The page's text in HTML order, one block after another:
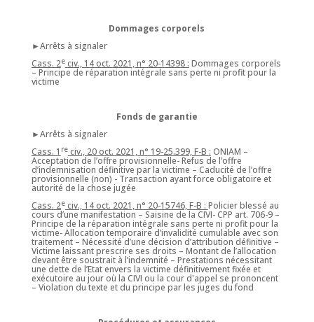
Dommages corporels
►Arrêts à signaler
Cass. 2eciv., 14 oct. 2021, n° 20-14398 : Dommages corporels
– Principe de réparation intégrale sans perte ni profit pour la
victime
Fonds de garantie
►Arrêts à signaler
Cass. 1 reciv., 20 oct. 2021, n° 19-25.399, F-B : ONIAM –
Acceptation de l’offre provisionnelle- Refus de l’offre
d’indemnisation définitive par la victime – Caducité de l’offre
provisionnelle (non) - Transaction ayant force obligatoire et
autorité de la chose jugée
Cass. 2eciv., 14 oct. 2021, n° 20-15746, F-B : Policier blessé au
cours d’une manifestation – Saisine de la CIVI- CPP art. 706-9 –
Principe de la réparation intégrale sans perte ni profit pour la
victime- Allocation temporaire d’invalidité cumulable avec son
traitement – Nécessité d’une décision d’attribution définitive –
Victime laissant prescrire ses droits – Montant de l’allocation
devant être soustrait à l’indemnité – Prestations nécessitant
une dette de l’Etat envers la victime définitivement fixée et
exécutoire au jour où la CIVI ou la cour d'appel se prononcent
– Violation du texte et du principe par les juges du fond